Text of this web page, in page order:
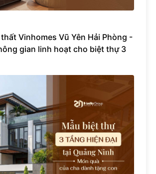
Vinhomes Vũ Yên Hải Phòng -
gian linh hoạt cho biệt thự 3